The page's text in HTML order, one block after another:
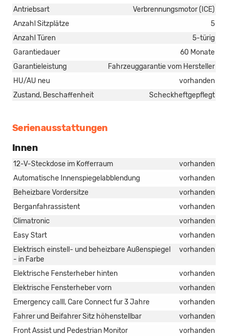
Antriebsart
Verbrennungsmotor (ICE)
Anzahl Sitzplätze
5
Anzahl Türen
5-türig
Garantiedauer
60 Monate
Garantieleistung
Fahrzeuggarantie vom Hersteller
HU/AU neu
vorhanden
Zustand, Beschaffenheit
Scheckheftgepflegt
Serienausstattungen
Innen
12-V-Steckdose im Kofferraum
vorhanden
Automatische Innenspiegelabblendung
vorhanden
Beheizbare Vordersitze
vorhanden
Berganfahrassistent
vorhanden
Climatronic
vorhanden
Easy Start
vorhanden
Elektrisch einstell- und beheizbare Außenspiegel
- in Farbe
vorhanden
Elektrische Fensterheber hinten
vorhanden
Elektrische Fensterheber vorn
vorhanden
Emergency calll, Care Connect fur 3 Jahre
vorhanden
Fahrer und Beifahrer Sitz höhenstellbar
vorhanden
Front Assist und Pedestrian Monitor
vorhanden